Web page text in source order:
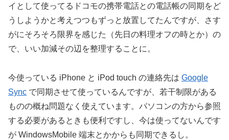
イとして使ってるドコモの携帯電話との電話帳の同期をど
うしようかと考えつつもずっと放置してたんですが、さす
がにそろそろ限界を感じた（先日の料理オフの時とか）の
で、いい加減その辺を整理することに。
今使っている iPhone と iPod touch の連絡先は Google
Sync で同期させて使っているんですが、若干制限がある
ものの概ね問題なく使えています。パソコンの方から参照
する必要があるときも便利ですし、今は使ってないんです
が WindowsMobile 端末とかからも同期できるし。